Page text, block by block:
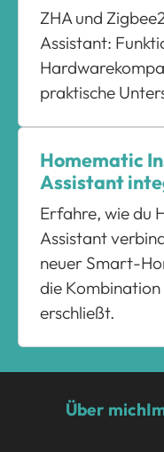
ZHA und
Assistant:
praktische
Homematic
Assistant
Erfahre, wie du
Assistant
neuer Smart-
die
erschließt.
Über mich